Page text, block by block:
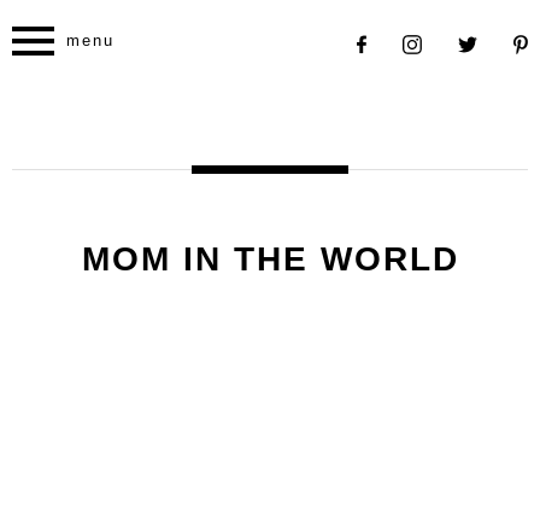
menu
MOM IN THE WORLD